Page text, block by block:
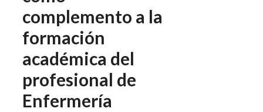
complemento a la
formación
académica del
profesional de
Enfermería